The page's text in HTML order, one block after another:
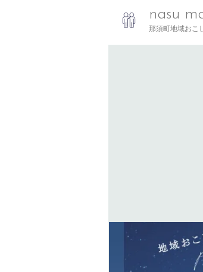
nasu
那須町地域おこ